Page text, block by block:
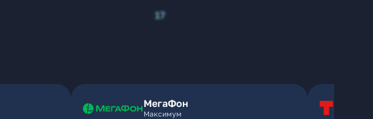
17
МегаФон
Максимум